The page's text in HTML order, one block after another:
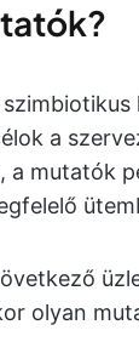
a
a mutatók
olyan